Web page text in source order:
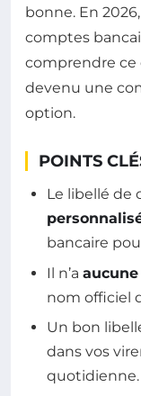
bonne. En
comptes
comprendre ce
devenu une
option.
POINTS
Le libellé de
bancaire
Il n’a
nom officiel
Un bon
dans vos
quotidienne.